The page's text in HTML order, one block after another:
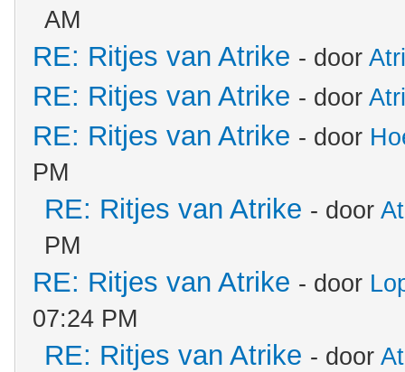
AM
RE: Ritjes van Atrike - door
RE: Ritjes van Atrike - door
RE: Ritjes van Atrike - door
PM
RE: Ritjes van Atrike - door
PM
RE: Ritjes van Atrike - door
07:24 PM
RE: Ritjes van Atrike - door